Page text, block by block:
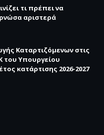
τι πρέπει να
αριστερά
Καταρτιζόμενων στις
του Υπουργείου
κατάρτισης 2026-2027